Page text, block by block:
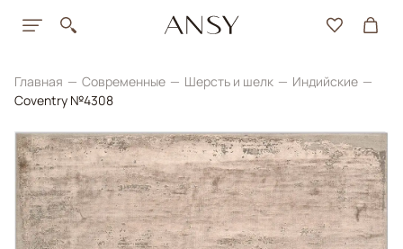
Главная Современные Шерсть и шелк
Индийские
Coventry №4308